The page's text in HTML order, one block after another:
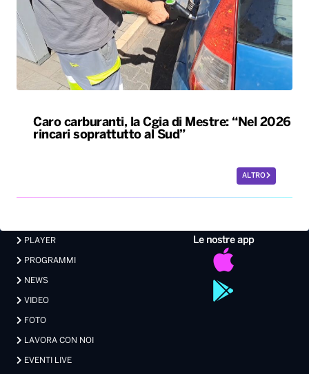
Caro carburanti, la Cgia di Mestre: “Nel 2026
rincari soprattutto al Sud”
ALTRO
Le nostre app
PLAYER
PROGRAMMI
NEWS
VIDEO
FOTO
LAVORA CON NOI
EVENTI LIVE